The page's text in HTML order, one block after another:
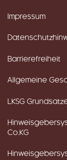
Impressum
Barrierefreiheit
Allgemeine
LKSG
Co.KG